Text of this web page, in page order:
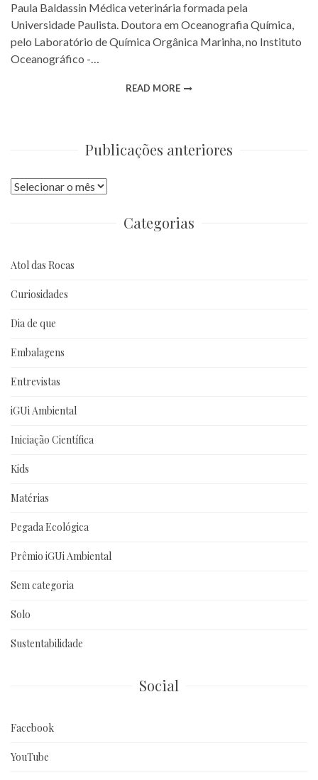
Paula Baldassin Médica veterinária formada pela
Universidade Paulista. Doutora em Oceanografia Química,
pelo Laboratório de Química Orgânica Marinha, no Instituto
Oceanográfico -…
READ MORE
Publicações anteriores
Publicações
Categorias
Atol das Rocas
Curiosidades
Dia de que
Embalagens
Entrevistas
iGUi Ambiental
Iniciação Científica
Kids
Matérias
Pegada Ecológica
Prêmio iGUi Ambiental
Sem categoria
Solo
Sustentabilidade
Social
Facebook
YouTube